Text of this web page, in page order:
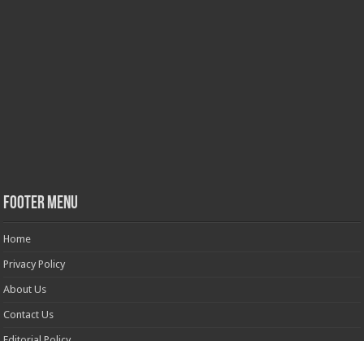
Footer Menu
Home
Privacy Policy
About Us
Contact Us